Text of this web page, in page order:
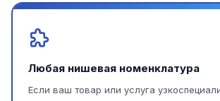
Любая нишевая номенклатура
Если ваш товар или услуга